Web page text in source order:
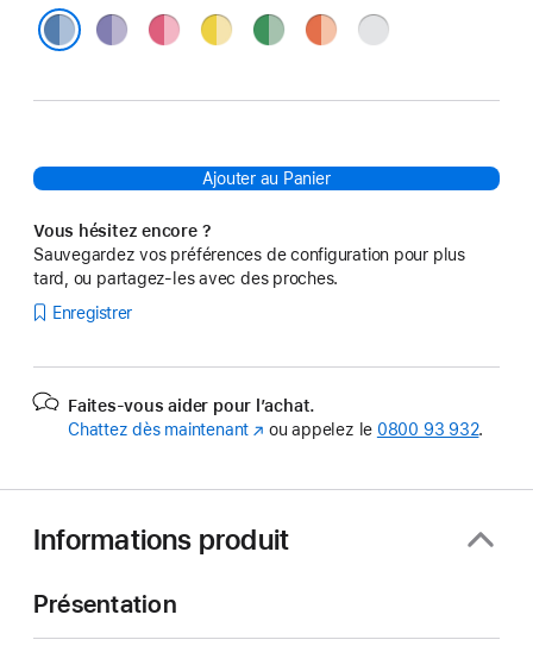
Violet Rose JauneVert OrangeArgent
Ajouter au Panier
Vous hésitez encore ?
Sauvegardez vos préférences de configuration pour plus
tard, ou partagez-les avec des proches.
Enregistrer
Faites-vous aider pour l’achat.
Chattez dès maintenant (s’ouvre
ou appelez le 0800 93 932.
Informations produit
Présentation